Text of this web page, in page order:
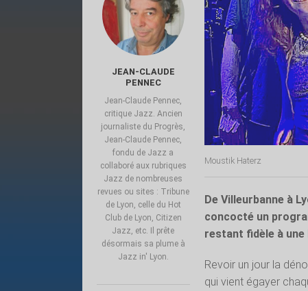
Moustik Haterz
De Villeurbanne à
concocté un
restant fidèle à
Revoir un jour la
qui vient égayer
JEAN-CLAUDE
PENNEC
Jean-Claude Pennec,
critique Jazz. Ancien
journaliste du Progrès,
Jean-Claude Pennec,
fondu de Jazz a
collaboré aux rubriques
Jazz de nombreuses
revues ou sites : Tribune
de Lyon, celle du Hot
Club de Lyon, Citizen
Jazz, etc. Il prête
désormais sa plume à
Jazz in' Lyon.